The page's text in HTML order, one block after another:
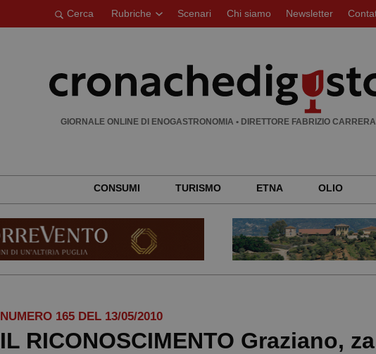
Cerca Rubriche Scenari Chi siamo Newsletter
GIORNALE ONLINE DI ENOGASTRONOMIA • DIRETTORE FABRIZIO CARRERA
CONSUMI TURISMO ETNA OLIO
NUMERO 165 DEL 13/05/2010
IL RICONOSCIMENTO Graziano,